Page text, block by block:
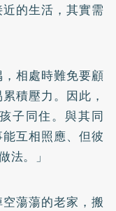
的生活，其實需
相處時難免要顧
積壓力。因此，
子同住。與其同
互相照應、但彼
法。」
蕩蕩的老家，搬